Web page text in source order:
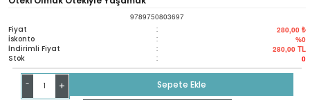
9789750803697
Fiyat : 280,00 ₺
İskonto : %0
İndirimli Fiyat : 280,00 TL
Stok : 0
- +
Sepete Ekle